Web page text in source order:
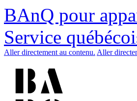
BAnQ pour
Service
Aller directement au contenu. Aller